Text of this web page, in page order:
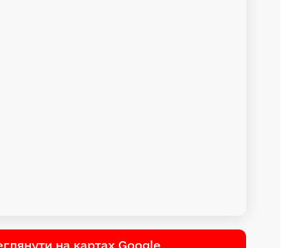
на картах Google